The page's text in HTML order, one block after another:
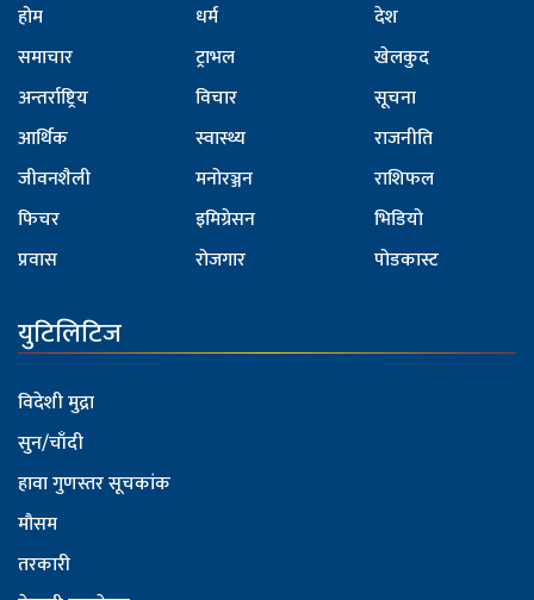
होम
समाचार
अन्तर्राष्ट्रिय
आर्थिक
जीवनशैली
फिचर
प्रवास
धर्म
ट्राभल
विचार
स्वास्थ्य
मनोरञ्जन
इमिग्रेसन
रोजगार
देश
खेलकुद
सूचना
राजनीति
राशिफल
भिडियो
पोडकास्ट
युटिलिटिज
विदेशी मुद्रा
सुन/चाँदी
हावा गुणस्तर सूचकांक
मौसम
तरकारी